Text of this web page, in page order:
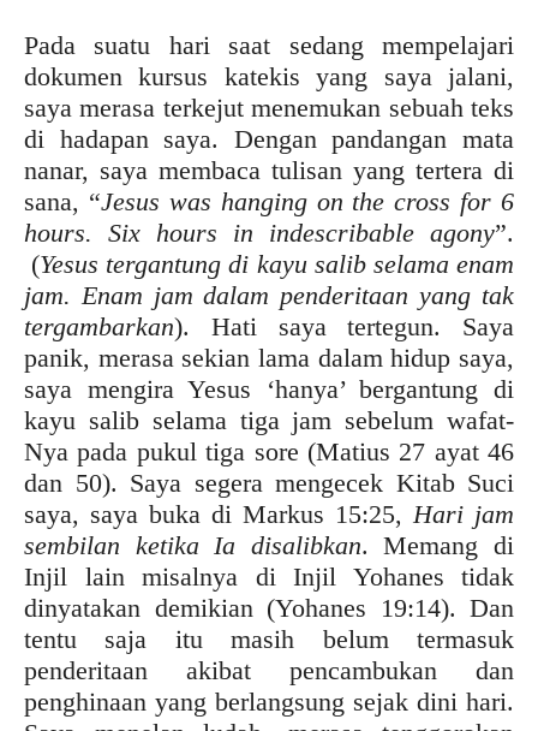
Pada suatu hari saat sedang mempelajari
dokumen kursus katekis yang saya jalani,
saya merasa terkejut menemukan sebuah teks
di hadapan saya. Dengan pandangan mata
nanar, saya membaca tulisan yang tertera di
sana, “Jesus was hanging on the cross for 6
hours. Six hours in indescribable agony”.
(Yesus tergantung di kayu salib selama enam
jam. Enam jam dalam penderitaan yang tak
tergambarkan). Hati saya tertegun. Saya
panik, merasa sekian lama dalam hidup saya,
saya mengira Yesus ‘hanya’ bergantung di
kayu salib selama tiga jam sebelum wafat-
Nya pada pukul tiga sore (Matius 27 ayat 46
dan 50). Saya segera mengecek Kitab Suci
saya, saya buka di Markus 15:25,Hari jam
sembilan ketika Ia disalibkan. Memang di
Injil lain misalnya di Injil Yohanes tidak
dinyatakan demikian (Yohanes 19:14). Dan
tentu saja itu masih belum termasuk
penderitaan akibat pencambukan dan
penghinaan yang berlangsung sejak dini hari.